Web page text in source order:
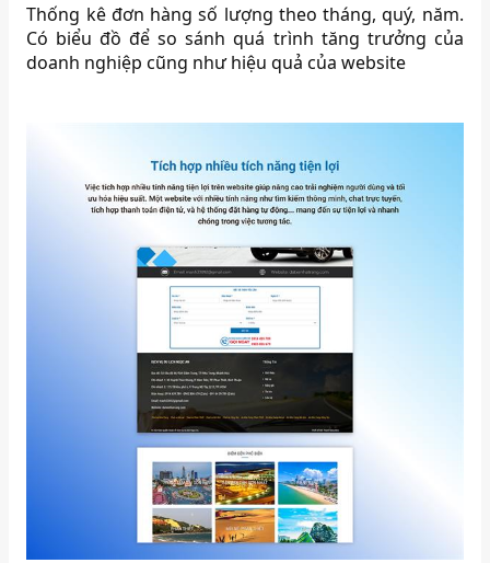
Thống kê đơn hàng số lượng theo tháng, quý, năm.
Có biểu đồ để so sánh quá trình tăng trưởng của
doanh nghiệp cũng như hiệu quả của website